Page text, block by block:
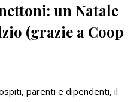
Grana,
riso
&
di
un Natale
(grazie a Coop
parenti e dipendenti, il